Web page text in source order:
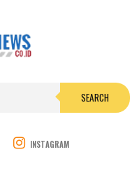
SEARCH
INSTAGRAM